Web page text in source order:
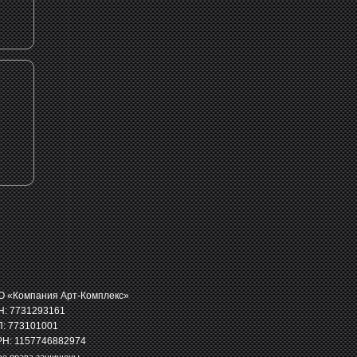
«Компания Арт-Комплекс»
7731293161
773101001
1157746882974